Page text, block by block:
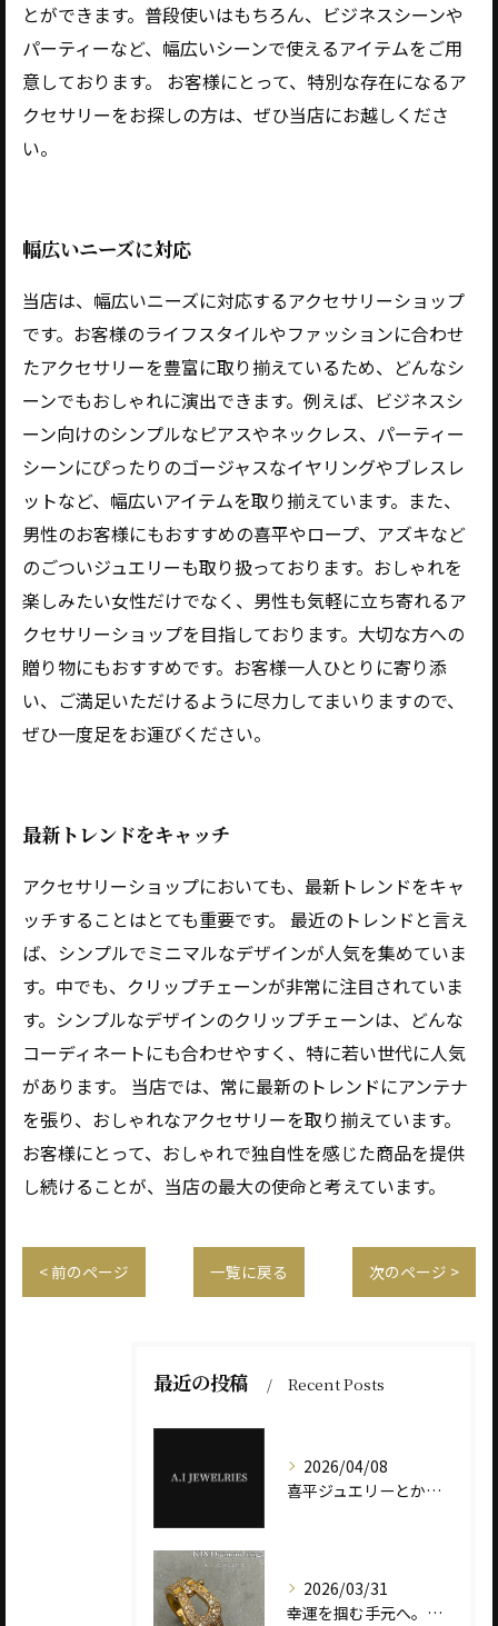
とができます。普段使いはもちろん、ビジネスシーンや
パーティーなど、幅広いシーンで使えるアイテムをご用
意しております。 お客様にとって、特別な存在になるア
クセサリーをお探しの方は、ぜひ当店にお越しくださ
い。
幅広いニーズに対応
当店は、幅広いニーズに対応するアクセサリーショップ
です。お客様のライフスタイルやファッションに合わせ
たアクセサリーを豊富に取り揃えているため、どんなシ
ーンでもおしゃれに演出できます。例えば、ビジネスシ
ーン向けのシンプルなピアスやネックレス、パーティー
シーンにぴったりのゴージャスなイヤリングやブレスレ
ットなど、幅広いアイテムを取り揃えています。また、
男性のお客様にもおすすめの喜平やロープ、アズキなど
のごついジュエリーも取り扱っております。おしゃれを
楽しみたい女性だけでなく、男性も気軽に立ち寄れるア
クセサリーショップを目指しております。大切な方への
贈り物にもおすすめです。お客様一人ひとりに寄り添
い、ご満足いただけるように尽力してまいりますので、
ぜひ一度足をお運びください。
最新トレンドをキャッチ
アクセサリーショップにおいても、最新トレンドをキャ
ッチすることはとても重要です。 最近のトレンドと言え
ば、シンプルでミニマルなデザインが人気を集めていま
す。中でも、クリップチェーンが非常に注目されていま
す。シンプルなデザインのクリップチェーンは、どんな
コーディネートにも合わせやすく、特に若い世代に人気
があります。 当店では、常に最新のトレンドにアンテナ
を張り、おしゃれなアクセサリーを取り揃えています。
お客様にとって、おしゃれで独自性を感じた商品を提供
し続けることが、当店の最大の使命と考えています。
< 前のページ 一覧に戻る 次のページ >
最近の投稿 Recent Posts
2026/04/08
喜平ジュエリーとかけまして、税金とときます。 その心は――“重さ”が価値を決めます。
2026/03/31
幸運を掴む手元へ。ダイヤモンド ホースシューリング ― K18とプラチナ900で選ぶ、意味と輝き ―